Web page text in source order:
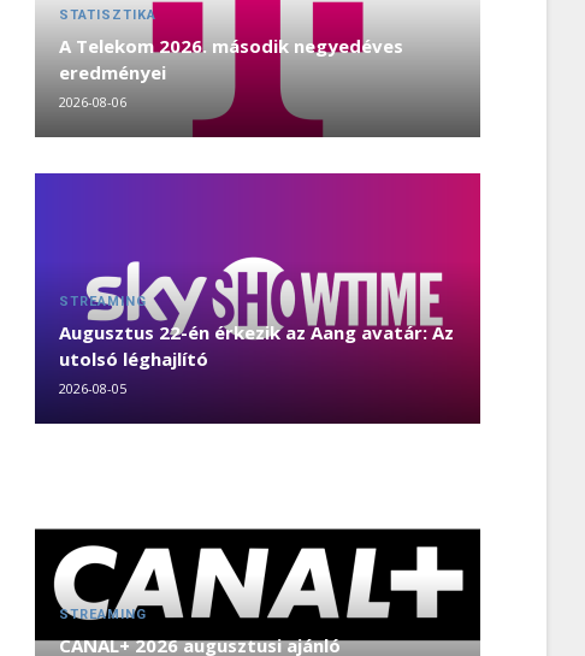
STATISZTIKA
A Telekom 2026. második negyedéves
eredményei
2026-08-06
STREAMING
Augusztus 22-én érkezik az Aang avatár: Az
utolsó léghajlító
2026-08-05
STREAMING
CANAL+ 2026 augusztusi ajánló